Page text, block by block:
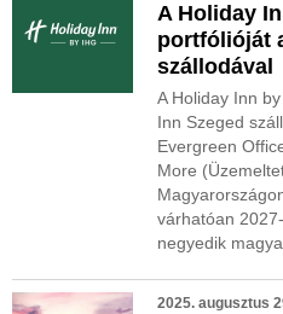
A Holiday
portfólióját
szállodával
A Holiday Inn
Inn Szeged
Evergreen
More
várhatóan
negyedik
2025. augusztus